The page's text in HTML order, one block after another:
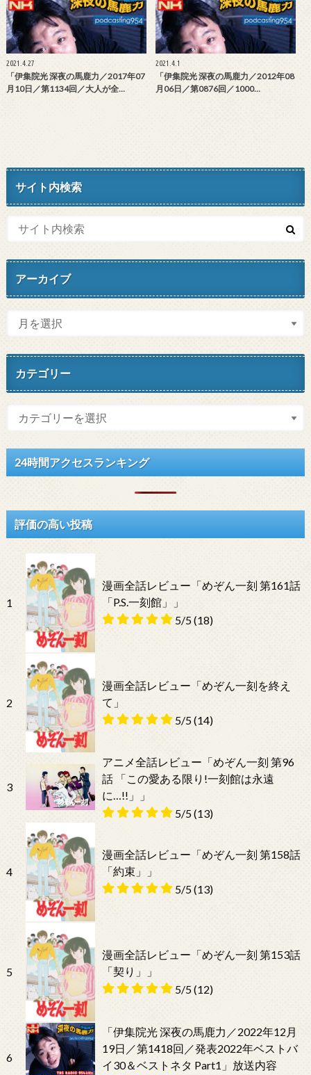
2021.4.27
「伊集院光 深夜の馬鹿力／2017年07
月10日／第1134回／大人が全…
2021.4.1
「伊集院光 深夜の馬鹿力／2012年08
月06日／第0876回／1000…
サイト内検索
アーカイブ
カテゴリー
24時間アクセスランキング
評価の高い投稿
1
漫画全話レビュー「めぞん一刻 第161話
「P.S.一刻館」」
5/5(18)
2
漫画全話レビュー「めぞん一刻を終え
て」
5/5(14)
3
アニメ全話レビュー「めぞん一刻 第96
話 「この愛ある限り!一刻館は永遠
に…!!」」
5/5(13)
4
漫画全話レビュー「めぞん一刻 第158話
「約束」」
5/5(13)
5
漫画全話レビュー「めぞん一刻 第153話
「契り」」
5/5(12)
6
「伊集院光 深夜の馬鹿力／2022年12月
19日／第1418回／発表2022年ベストバ
イ30＆ベストネタ Part1」放送内容